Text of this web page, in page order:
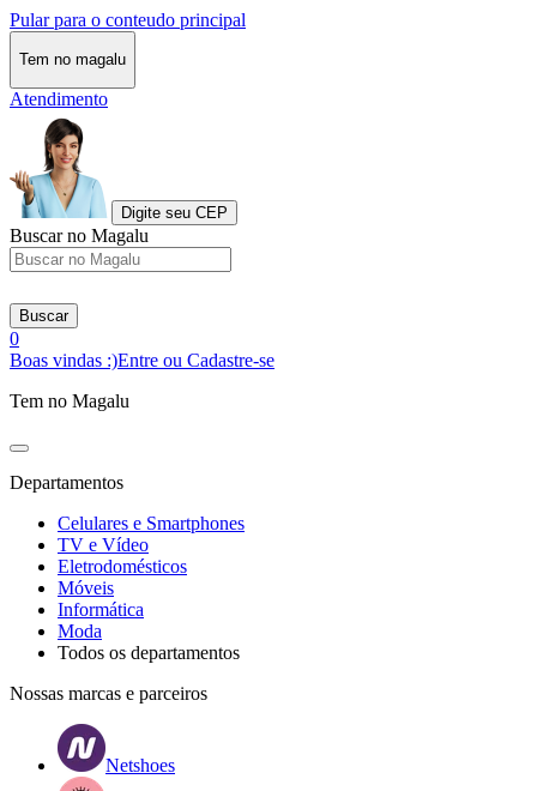
Pular para o conteudo principal
Tem no magalu
Atendimento
Digite seu CEP
Buscar no Magalu
Buscar
0
Boas vindas :)Entre ou Cadastre-se
Tem no Magalu
Departamentos
Celulares e Smartphones
TV e Vídeo
Eletrodomésticos
Móveis
Informática
Moda
Todos os departamentos
Nossas marcas e parceiros
Netshoes